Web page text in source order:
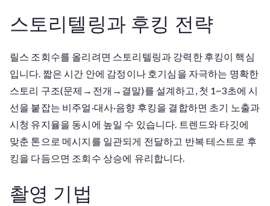
스토리텔링과 후킹 전략
릴스 조회수를 올리려면 스토리텔링과 강력한 후킹이 핵심
입니다. 짧은 시간 안에 감정이나 호기심을 자극하는 명확한
스토리 구조(문제→전개→결말)를 설계하고, 첫 1~3초에 시
선을 붙잡는 비주얼·대사·음향 후킹을 결합하면 초기 노출과
시청 유지율을 동시에 높일 수 있습니다. 트렌드와 타깃에
맞춘 톤으로 메시지를 일관되게 전달하고 반복 테스트로 후
킹을 다듬으면 조회수 상승에 유리합니다.
촬영 기법